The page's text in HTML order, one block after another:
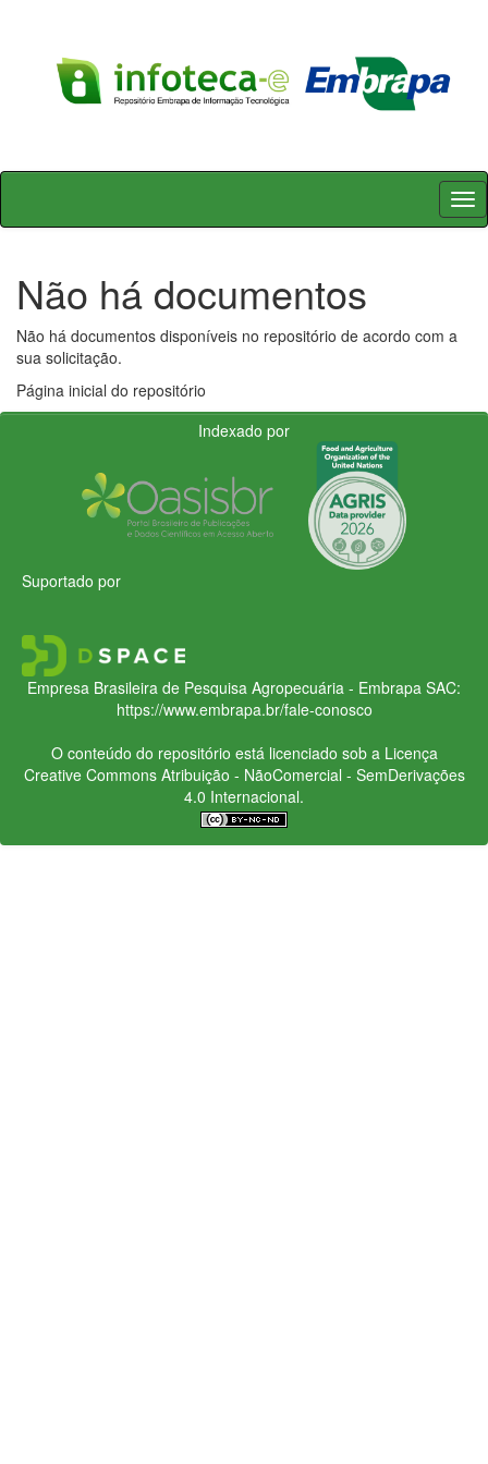
Skip
Não há documentos
Não há documentos disponíveis no repositório de acordo com a
sua solicitação.
Página inicial do repositório
Indexado por
Suportado por
Empresa Brasileira de Pesquisa Agropecuária - Embrapa SAC:
https://www.embrapa.br/fale-conosco
O conteúdo do repositório está licenciado sob a Licença
Creative CommonsAtribuição - NãoComercial - SemDerivações
4.0 Internacional.